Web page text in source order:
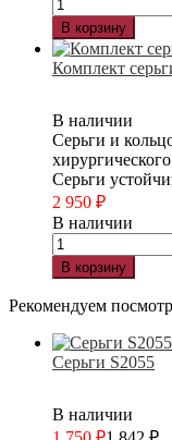
В корзину
Комплект
В наличии
Серьги и
Серьги
2 950 ₽
В наличии
В корзину
Рекомендуем
Серьги S2055
В наличии